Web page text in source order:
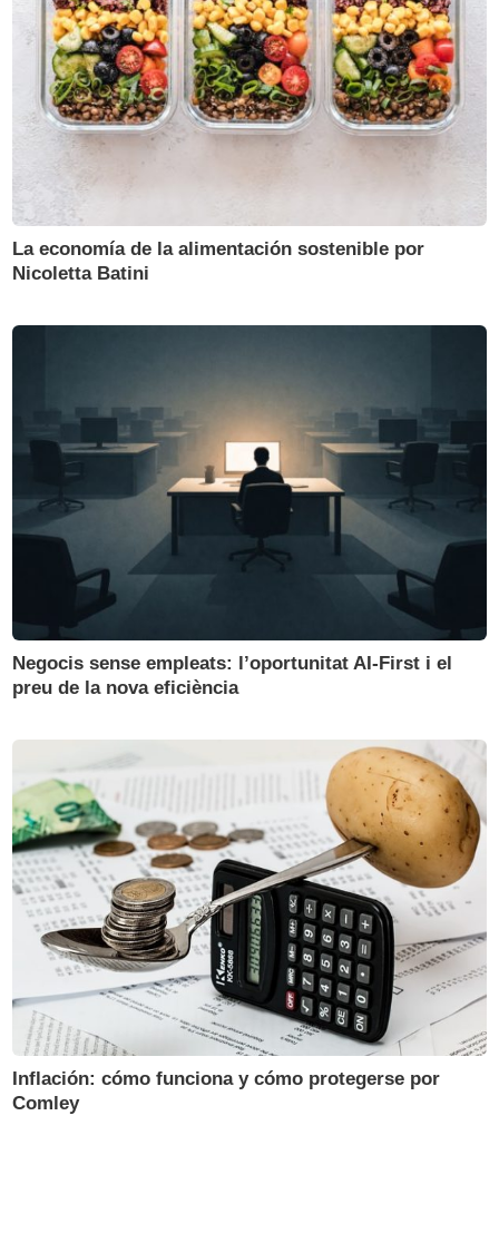
La economía de la alimentación sostenible por
Nicoletta Batini
Negocis sense empleats: l’oportunitat AI-First i el
preu de la nova eficiència
Inflación: cómo funciona y cómo protegerse por
Comley